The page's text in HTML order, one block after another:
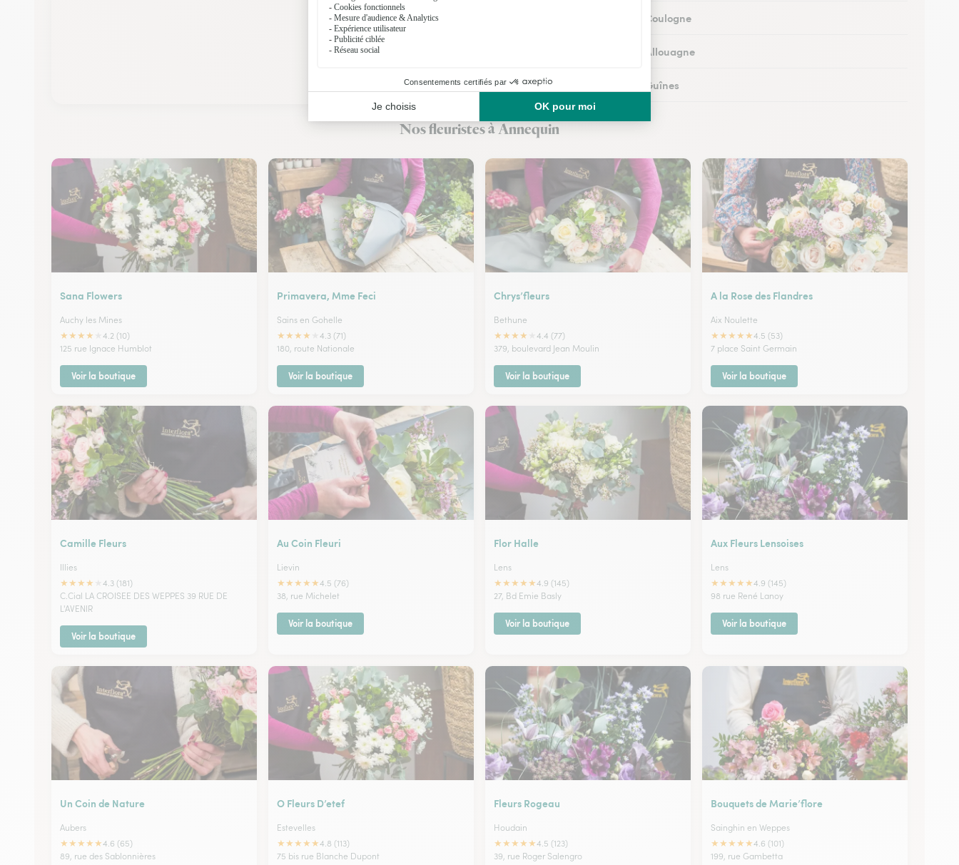
Fleuristes à Coulogne
Fleuristes à Allouagne
Fleuristes à Guînes
Fleuristes à Méricourt
Nos fleuristes à Annequin
Sana Flowers
Auchy les Mines
★★★★
4.2 (10)
125 rue Ignace Humblot
Voir la boutique
Primavera, Mme Feci
Sains en Gohelle
★★★★
4.3 (71)
180, route Nationale
Voir la boutique
Chrys’fleurs
Bethune
★★★★
4.4 (77)
379, boulevard Jean Moulin
Voir la boutique
A la Rose des Flandres
Aix Noulette
★★★★★4.5 (53)
7 place Saint Germain
Voir la boutique
Camille Fleurs
Illies
★★★★
4.3 (181)
C.Cial LA CROISEE DES WEPPES 39 RUE DE
L'AVENIR
Voir la boutique
Au Coin Fleuri
Lievin
★★★★★4.5 (76)
38, rue Michelet
Voir la boutique
Flor Halle
Lens
★★★★★4.9 (145)
27, Bd Emie Basly
Voir la boutique
Aux Fleurs Lensoises
Lens
★★★★★4.9 (145)
98 rue René Lanoy
Voir la boutique
Un Coin de Nature
Aubers
★★★★★4.6 (65)
89, rue des Sablonnières
O Fleurs D’etef
Estevelles
★★★★★4.8 (113)
75 bis rue Blanche Dupont
Fleurs Rogeau
Houdain
★★★★★4.5 (123)
39, rue Roger Salengro
Bouquets de Marie’flore
Sainghin en Weppes
★★★★★4.6 (101)
199, rue Gambetta